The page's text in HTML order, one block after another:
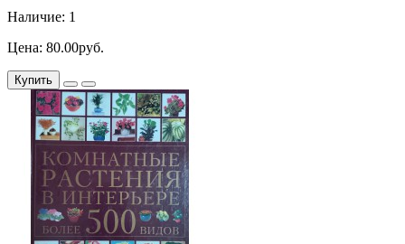
Наличие: 1
Цена: 80.00руб.
Купить